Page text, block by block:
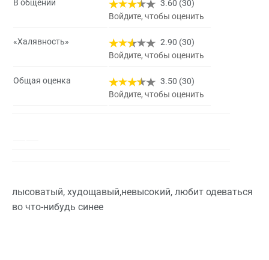
В общении
3.60 (30)
Войдите, чтобы оценить
«Халявность»
2.90 (30)
Войдите, чтобы оценить
Общая оценка
3.50 (30)
Войдите, чтобы оценить
лысоватый, худощавый,невысокий, любит одеваться
во что-нибудь синее